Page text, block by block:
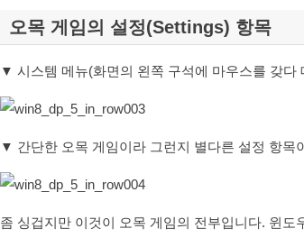
오목 게임의 설정(Settings) 항목
▼ 시스템 메뉴(화면의 왼쪽 구석에 마우스를 갖다
▼ 간단한 오목 게임이라 그런지 별다른 설정 항목
좀 싱겁지만 이것이 오목 게임의 전부입니다. 윈